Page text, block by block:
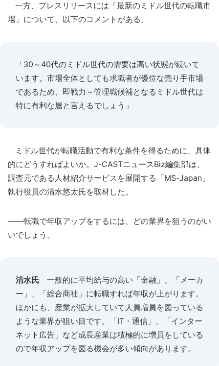
一方、プレスリリースには「最新のミドル世代の転職市
場」について、以下のコメントがある。
「30～40代のミドル世代の需要は高い状態が続いて
います。市場全体としても求職者が優位な売り手市場
であるため、即戦力～管理職候補となるミドル世代は
特に有利な層と言えるでしょう」
ミドル世代が転職活動で有利な条件を得るために、具体
的にどうすればよいか。J-CASTニュースBiz編集部は、
調査元である人材紹介サービスを展開する「MS-Japan」
執行役員の清水悠太氏を取材した。
――転職で年収アップをするには、どの業界を狙うのがい
いでしょう。
清水氏 一般的に平均給与の高い「金融」、「メーカ
ー」、「総合商社」に転職すれば年収が上がります。
ほかにも、産業が拡大していて人員増員を図っている
ような業界が狙い目です。「IT・通信」、「インター
ネット広告」など成長産業は積極的に増員をしている
ので年収アップを図る機会が多い傾向があります。